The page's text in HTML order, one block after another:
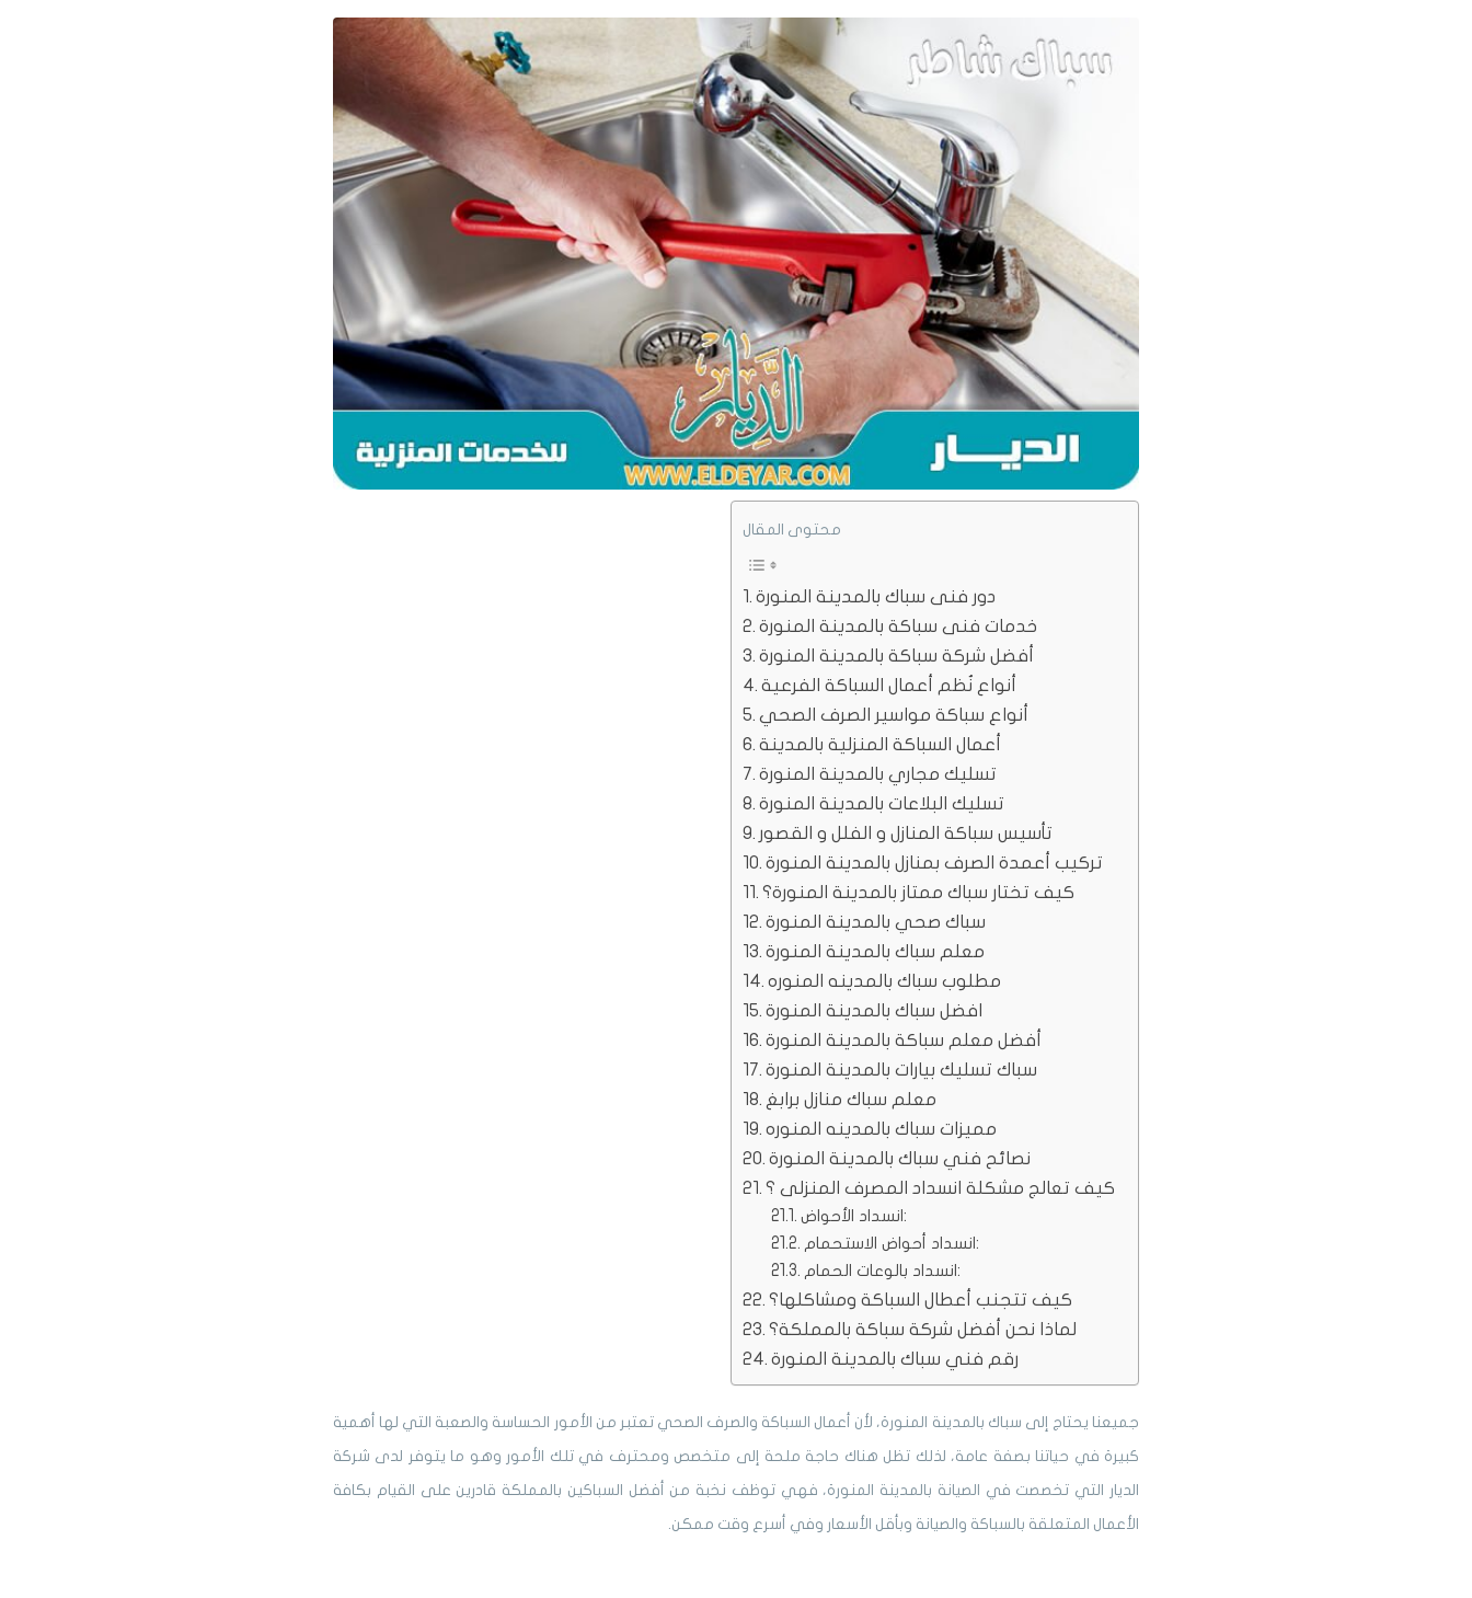
محتوى المقال
دور فنى سباك بالمدينة المنورة
خدمات فنى سباكة بالمدينة المنورة
أفضل شركة سباكة بالمدينة المنورة
أنواع نُظم أعمال السباكة الفرعية
أعمال السباكة المنزلية بالمدينة
تسليك مجاري بالمدينة المنورة
تسليك البلاعات بالمدينة المنورة
تأسيس سباكة المنازل و الفلل و القصور
تركيب أعمدة الصرف بمنازل بالمدينة المنورة
كيف تختار سباك ممتاز بالمدينة المنورة؟
سباك صحي بالمدينة المنورة
معلم سباك بالمدينة المنورة
مطلوب سباك بالمدينه المنوره
افضل سباك بالمدينة المنورة
أفضل معلم سباكة بالمدينة المنورة
سباك تسليك بيارات بالمدينة المنورة
معلم سباك منازل برابغ
مميزات سباك بالمدينه المنوره
نصائح فني سباك بالمدينة المنورة
كيف تعالج مشكلة انسداد المصرف المنزلى ؟
انسداد الأحواض:
انسداد أحواض الاستحمام:
انسداد بالوعات الحمام:
كيف تتجنب أعطال السباكة ومشاكلها؟
لماذا نحن أفضل شركة سباكة بالمملكة؟
رقم فني سباك بالمدينة المنورة
جميعنا يحتاج إلى سباك بالمدينة المنورة، لأن أعمال السباكة والصرف الصحي تعتبر من الأمور الحساسة والصعبة التي لها أهمية
كبيرة في حياتنا بصفة عامة، لذلك تظل هناك حاجة ملحة إلى متخصص ومحترف في تلك الأمور وهو ما يتوفر لدى شركة
الديار التي تخصصت في الصيانة بالمدينة المنورة، فهي توظف نخبة من أفضل السباكين بالمملكة قادرين على القيام بكافة
الأعمال المتعلقة بالسباكة والصيانة وبأقل الأسعار وفي أسرع وقت ممكن.